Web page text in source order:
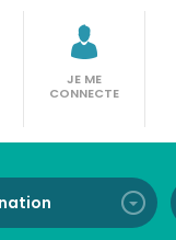
JE ME
CONNECTE